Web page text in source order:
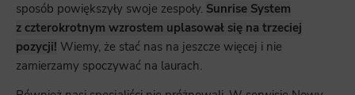
sposób powiększyły swoje zespoły. Sunrise System
z czterokrotnym wzrostem uplasował się na trzeciej
pozycji! Wiemy, że stać nas na jeszcze więcej i nie
zamierzamy spoczywać na laurach.